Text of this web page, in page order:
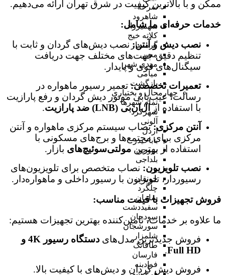
سرخه
شاهرود
شهمیرزاد
کلاته خیج
گرمسار
مجن
مهدی شهر
میامی
بازگشت
چهارمحال و بختیاری
تمام شهر‌ها
شهرکرد
آلونی
اردل
باباحیدر
بروجن
بلداجی
بن
جونقان
چلگرد
سامان
سفیددشت
سودجان
سورشجان
شلمزار
طاقانک
فارسان
فرادبنه
ممکن و با بالاترین کیفیت در شرق تهران ارائه می‌دهیم.
خدمات حرفه‌ای ما شامل:
نصب دیش و آنتن:نصب دیش‌های گردان و ثابت با
تنظیم دقیق جهت‌های مختلف جهت دریافت
سیگنال‌های قوی و پایدار.
تعمیرات تخصصی:تعمیر رسیور ماهواره در
رسالت، عیب‌یابی موتور دیش گردان و رفع پارازیت
با استفاده ازال‌ان‌بی (LNB) ضد پارازیت
.
آنتن مرکزی:نصاب سیستم مرکزی ماهواره و آنتن
مرکزی برای مجتمع‌ها و برج‌های مسکونی با
استفاده از بهترین مولتی‌سوئیچ‌هایبازار.
نصب تلویزیون:نصاب متخصص برای تلویزیون‌های
رسیوردار، تلویزیون با رسیور داخلی و ماهواره‌دار.
فروش تجهیزات با قیمت مناسب:
ما علاوه بر خدمات، تامین‌کننده بهترین تجهیزات هستیم:
فروش جدیدترین مدل‌های
دستگاه رسیور 4K و
Full HD
.
فروش دیش گردان و دیش‌های با کیفیت بالا.